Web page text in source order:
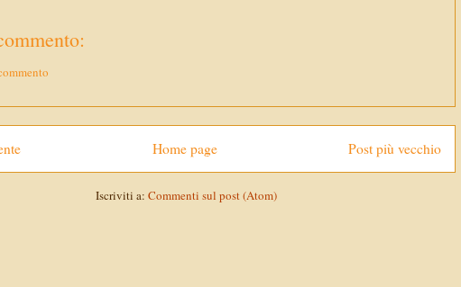
Post più vecchio
Home page
Iscriviti a: Commenti sul post (Atom)